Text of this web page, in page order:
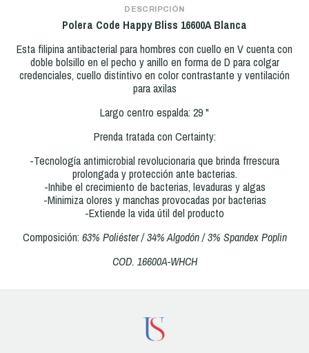
DESCRIPCIÓN
Polera Code Happy Bliss 16600A Blanca
Esta filipina antibacterial para hombres con cuello en V cuenta con
doble bolsillo en el pecho y anillo en forma de D para colgar
credenciales, cuello distintivo en color contrastante y ventilación
para axilas
Largo centro espalda: 29 "
Prenda tratada con Certainty:
-Tecnología antimicrobial revolucionaria que brinda frrescura
prolongada y protección ante bacterias.
-Inhibe el crecimiento de bacterias, levaduras y algas
-Minimiza olores y manchas provocadas por bacterias
-Extiende la vida útil del producto
Composición: 63% Poliéster / 34% Algodón / 3% Spandex Poplin
COD. 16600A-WHCH